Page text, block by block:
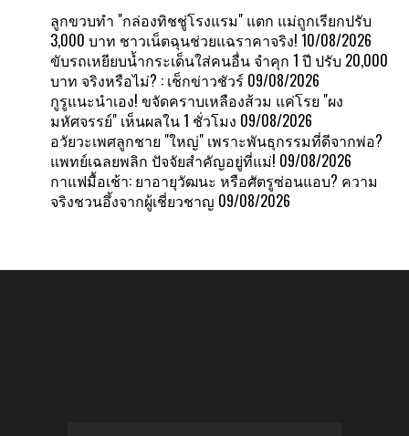
ข่าวเด่นประจำวัน
ลูกขวบทำ "กล่องทิชชู่โรงแรม" แตก แม่ถูกเรียกปรับ
3,000 บาท ชาวเน็ตฉุนช่วยแฉราคาจริง! 10/08/2026
ขับรถเหยียบน้ำกระเด็นใส่คนอื่น จำคุก 1 ปี ปรับ 20,000
บาท จริงหรือไม่? : เช็กข่าวชัวร์ 09/08/2026
กูรูแนะนำเอง! ขจัดคราบเหลืองส้วม แค่โรย "ผง
มหัศจรรย์" เห็นผลใน 1 ชั่วโมง09/08/2026
อวัยวะเพศลูกชาย "ใหญ่" เพราะพันธุกรรมที่ดีจากพ่อ?
แพทย์เฉลยพลิก ปัจจัยสำคัญอยู่ที่แม่! 09/08/2026